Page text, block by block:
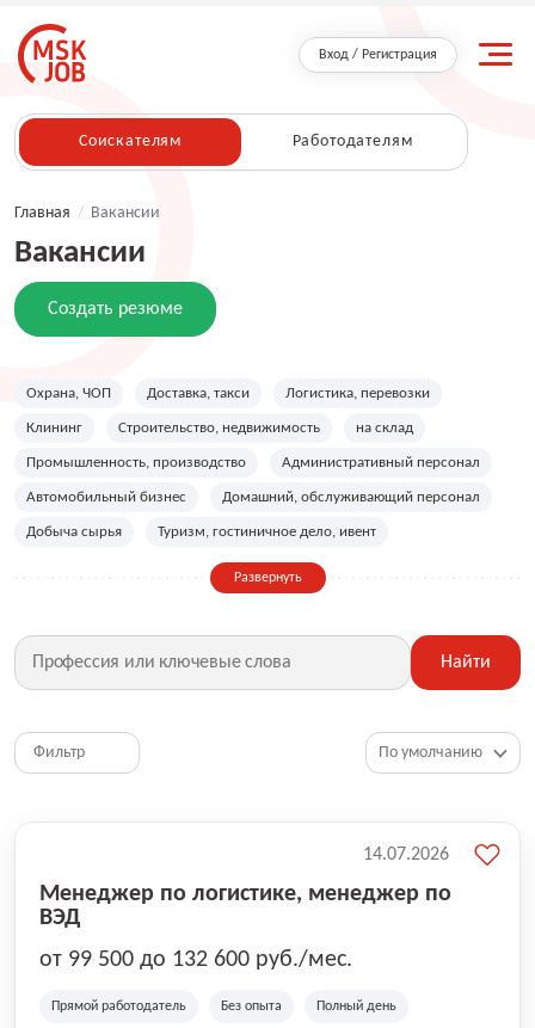
Вход / Регистрация
Соискателям Работодателям
Главная / Вакансии
Вакансии
Создать резюме
Охрана, ЧОП Доставка, такси Логистика, перевозки
Клининг Строительство, недвижимость на склад
Промышленность, производство Административный персонал
Автомобильный бизнес Домашний, обслуживающий персонал
Добыча сырья Туризм, гостиничное дело, ивент
Дизайн, искусство, ивент
Фитнес, красота, спорт Страхование
Медицина, фармацевтика Маркетинг, PR, реклама
HR, управление персоналом
Топ менеджмент, руководители
Развернуть
Найти
Фильтр
Менеджер по логистике, менеджер по
ВЭД
от 99 500 до 132 600 руб./мес.
Прямой работодатель Без опыта Полный день
14.07.2026